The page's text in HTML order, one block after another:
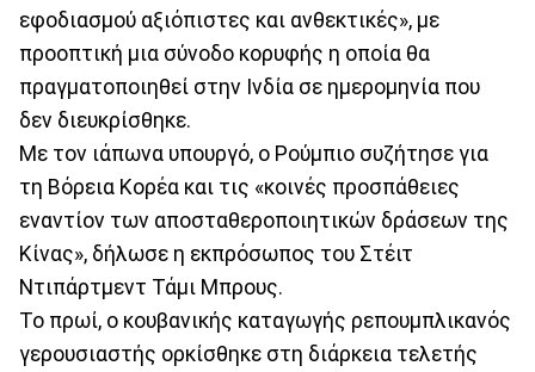
εφοδιασμού αξιόπιστες και ανθεκτικές», με
προοπτική μια σύνοδο κορυφής η οποία θα
πραγματοποιηθεί στην Ινδία σε ημερομηνία που
δεν διευκρίσθηκε.
Με τον ιάπωνα υπουργό, ο Ρούμπιο συζήτησε για
τη Βόρεια Κορέα και τις «κοινές προσπάθειες
εναντίον των αποσταθεροποιητικών δράσεων της
Κίνας», δήλωσε η εκπρόσωπος του Στέιτ
Ντιπάρτμεντ Τάμι Μπρους.
Το πρωί, ο κουβανικής καταγωγής ρεπουμπλικανός
γερουσιαστής ορκίσθηκε στη διάρκεια τελετής